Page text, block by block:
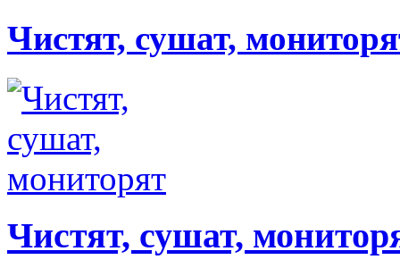
Чистят, сушат,
Чистят, сушат,